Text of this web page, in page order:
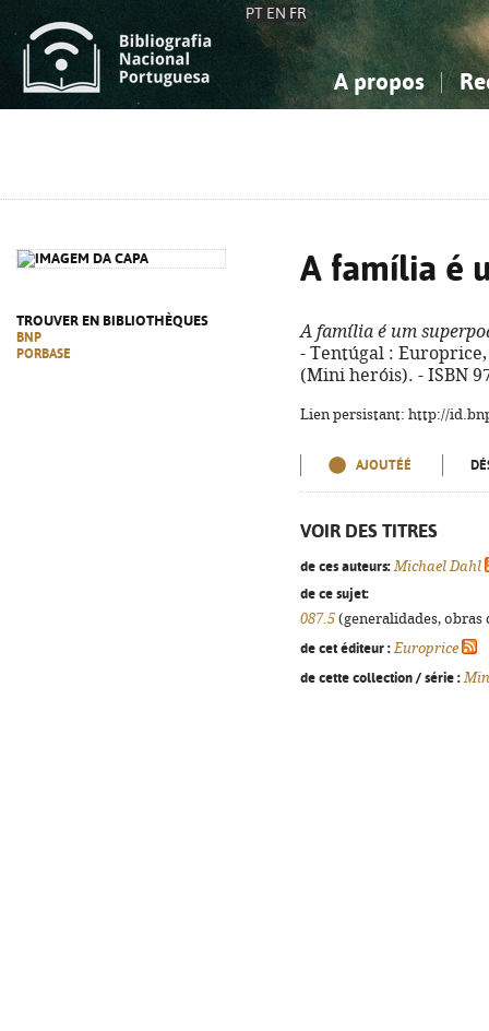
PT EN FR
A propos
TROUVER EN BIBLIOTHÈQUES
BNP
PORBASE
A família é
A família é um
- Tentúgal :
(Mini heróis). - ISBN
Lien persistant: http://
AJOUTÉÉ
VOIR DES TITRES
de ces auteurs: Michael Dahl
de ce sujet:
087.5 (generalidades,
de cet éditeur : Europrice
de cette collection / série :